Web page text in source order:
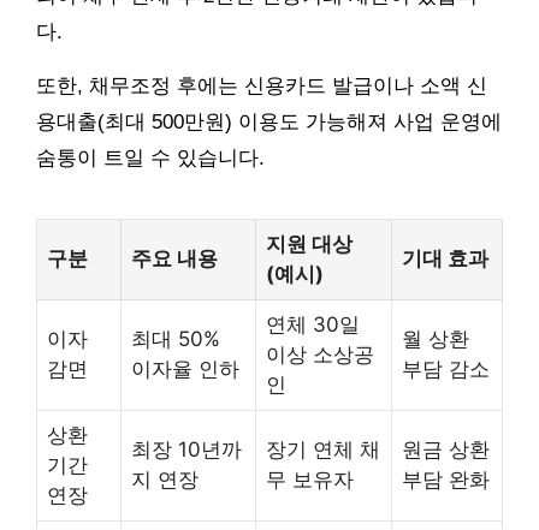
다.
또한, 채무조정 후에는 신용카드 발급이나 소액 신
용대출(최대 500만원) 이용도 가능해져 사업 운영에
숨통이 트일 수 있습니다.
구분 주요 내용
지원 대상
(예시)
기대 효과
이자
감면
최대 50%
이자율 인하
연체 30일
이상 소상공
인
월 상환
부담 감소
상환
기간
연장
최장 10년까
지 연장
장기 연체 채
무 보유자
원금 상환
부담 완화